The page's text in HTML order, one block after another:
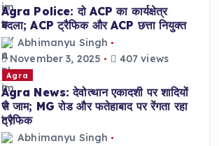
Agra Police: दो ACP का कार्यक्षेत्र
बदला; ACP ट्रैफिक और ACP छत्ता नियुक्त
Abhimanyu Singh
November 3, 2025
407 views
Agra
Agra News: देवोत्थान एकादशी पर शादियों
से जाम; MG रोड और फतेहाबाद पर रेंगता रहा
ट्रैफिक
Abhimanyu Singh